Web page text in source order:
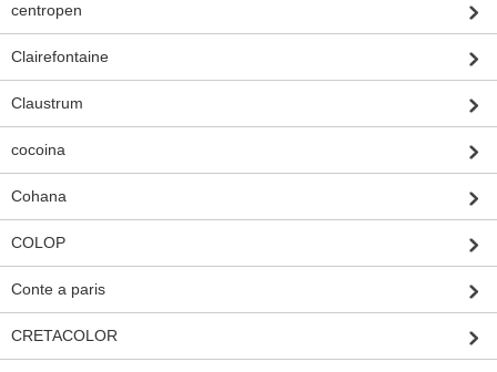
centropen
Clairefontaine
Claustrum
cocoina
Cohana
COLOP
Conte a paris
CRETACOLOR